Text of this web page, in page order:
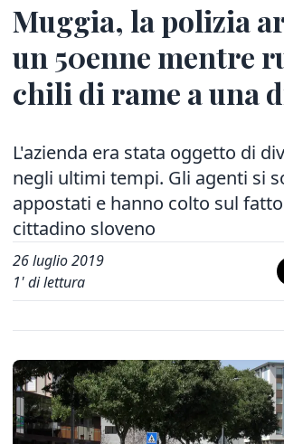
Muggia, la polizia
un 50enne mentre
chili di rame a una
L'azienda era stata oggetto di
negli ultimi tempi. Gli agenti si
appostati e hanno colto sul
cittadino sloveno
26 luglio 2019
1' di lettura